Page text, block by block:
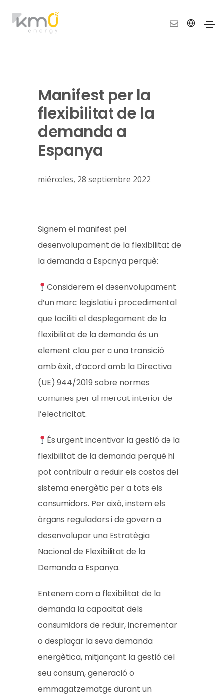
Manifest per la
flexibilitat de la
demanda a
Espanya
miércoles, 28 septiembre 2022
Signem el manifest pel
desenvolupament de la flexibilitat de
la demanda a Espanya perquè:
Considerem el desenvolupament
d’un marc legislatiu i procedimental
que faciliti el desplegament de la
flexibilitat de la demanda és un
element clau per a una transició
amb èxit, d’acord amb la Directiva
(UE) 944/2019 sobre normes
comunes per al mercat interior de
l’electricitat.
És urgent incentivar la gestió de la
flexibilitat de la demanda perquè hi
pot contribuir a reduir els costos del
sistema energètic per a tots els
consumidors. Per això, instem els
òrgans reguladors i de govern a
desenvolupar una Estratègia
Nacional de Flexibilitat de la
Demanda a Espanya.
Entenem com a flexibilitat de la
demanda la capacitat dels
consumidors de reduir, incrementar
o desplaçar la seva demanda
energètica, mitjançant la gestió del
seu consum, generació o
emmagatzematge durant un